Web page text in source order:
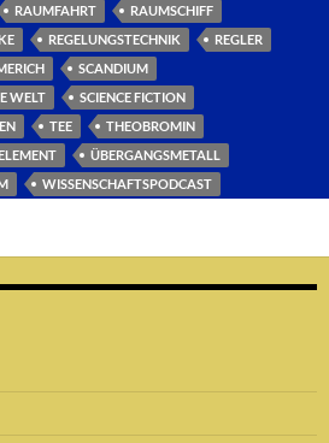
RAUMFAHRT
RAUMSCHIFF
REGELUNGSTECHNIK
REGLER
SCANDIUM
WELT
SCIENCE FICTION
TEE
THEOBROMIN
ÜBERGANGSMETALL
WISSENSCHAFTSPODCAST